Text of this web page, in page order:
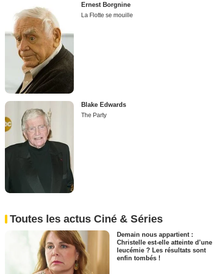
Ernest Borgnine
La Flotte se mouille
Blake Edwards
The Party
Toutes les actus Ciné & Séries
Demain nous appartient :
Christelle est-elle atteinte d’une
leucémie ? Les résultats sont
enfin tombés !